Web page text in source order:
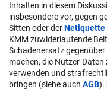
Inhalten in diesem
insbesondere vor, gegen
Sitten oder derNetiquette
KMM zuwiderlaufende
Schadenersatz
machen, die Nutzer-
verwenden und
bringen (siehe auch AGB).